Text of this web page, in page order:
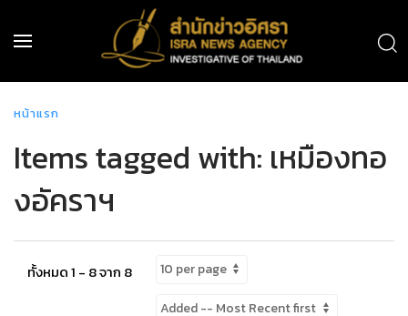
หน้าแรก
Items tagged with: เหมืองทอ
งอัคราฯ
ทั้งหมด 1 - 8 จาก 8